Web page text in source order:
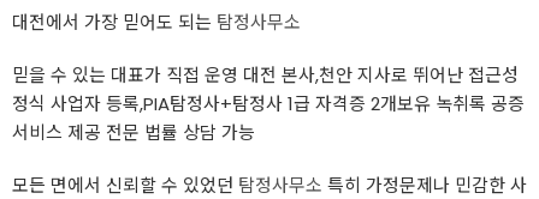
대전에서 가장 믿어도 되는 탐정사무소
믿을 수 있는 대표가 직접 운영 대전 본사,천안 지사로 뛰어난 접근성
정식 사업자 등록,PIA탐정사+탐정사 1급 자격증 2개보유 녹취록 공증
서비스 제공 전문 법률 상담 가능
모든 면에서 신뢰할 수 있었던 탐정사무소 특히 가정문제나 민감한 사